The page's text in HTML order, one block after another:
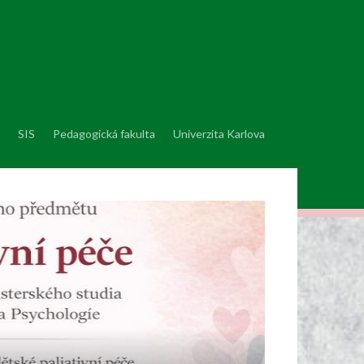
SIS Pedagogická fakulta Univerzita Karlova